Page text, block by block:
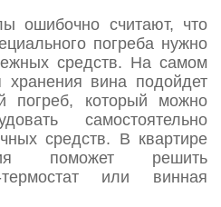
ошибочно считают, что
погреба нужно
средств. На самом
вина подойдет
погреб, который можно
самостоятельно
средств. В квартире
поможет решить
или винная